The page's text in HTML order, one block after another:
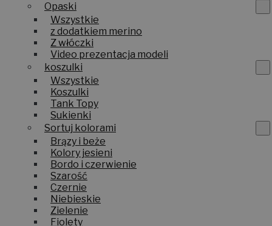
Opaski
Wszystkie
z dodatkiem merino
Z włóczki
Video prezentacja modeli
koszulki
Wszystkie
Koszulki
Tank Topy
Sukienki
Sortuj kolorami
Brązy i beże
Kolory jesieni
Bordo i czerwienie
Szarość
Czernie
Niebieskie
Zielenie
Fiolety